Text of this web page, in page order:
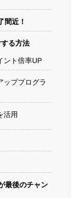
間近！
る方法
ント倍率UP
ププログラ
活用
最後のチャン